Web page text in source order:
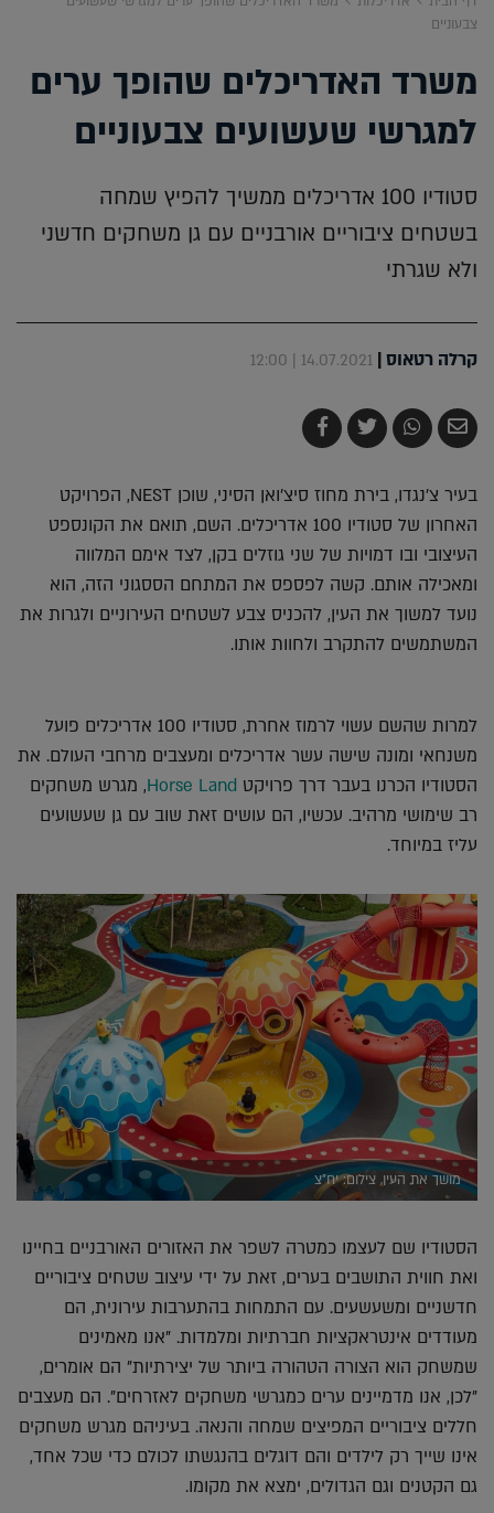
צבעוניים
משרד האדריכלים שהופך ערים
למגרשי שעשועים צבעוניים
סטודיו 100 אדריכלים ממשיך להפיץ שמחה
בשטחים ציבוריים אורבניים עם גן משחקים חדשני
ולא שגרתי
קרלה רטאוס|
14.07.2021 | 12:00
שלח
בדואר
שתף
ב-
צייץ
ב-
שתף
ב-
בעיר צ'נגדו, בירת מחוז סיצ'ואן הסיני, שוכן NEST, הפרויקט
האחרון של סטודיו 100 אדריכלים. השם, תואם את הקונספט
העיצובי ובו דמויות של שני גוזלים בקן, לצד אימם המלווה
ומאכילה אותם. קשה לפספס את המתחם הססגוני הזה, הוא
נועד למשוך את העין, להכניס צבע לשטחים העירוניים ולגרות את
המשתמשים להתקרב ולחוות אותו.
למרות שהשם עשוי לרמוז אחרת, סטודיו 100 אדריכלים פועל
משנחאי ומונה שישה עשר אדריכלים ומעצבים מרחבי העולם. את
הסטודיו הכרנו בעבר דרך פרויקט Horse Land, מגרש משחקים
רב שימושי מרהיב. עכשיו, הם עושים זאת שוב עם גן שעשועים
עליז במיוחד.
מושך את העין, צילום: יח"צ
הסטודיו שם לעצמו כמטרה לשפר את האזורים האורבניים בחיינו
ואת חווית התושבים בערים, זאת על ידי עיצוב שטחים ציבוריים
חדשניים ומשעשעים. עם התמחות בהתערבות עירונית, הם
מעודדים אינטראקציות חברתיות ומלמדות. "אנו מאמינים
שמשחק הוא הצורה הטהורה ביותר של יצירתיות" הם אומרים,
"לכן, אנו מדמיינים ערים כמגרשי משחקים לאזרחים". הם מעצבים
חללים ציבוריים המפיצים שמחה והנאה. בעיניהם מגרש משחקים
אינו שייך רק לילדים והם דוגלים בהנגשתו לכולם כדי שכל אחד,
גם הקטנים וגם הגדולים, ימצא את מקומו.